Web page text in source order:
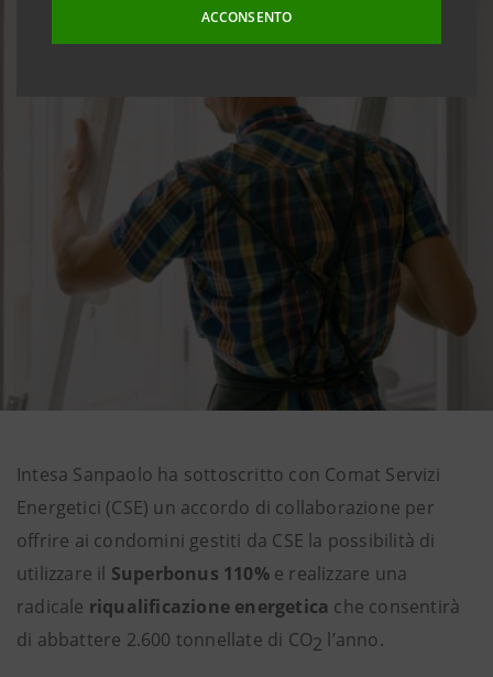
ACCONSENTO
Intesa Sanpaolo ha sottoscritto con Comat Servizi
Energetici (CSE) un accordo di collaborazione per
offrire ai condomini gestiti da CSE la possibilità di
utilizzare il Superbonus 110%e realizzare una
radicale riqualificazione energetica che consentirà
di abbattere 2.600 tonnellate di CO2 l’anno.